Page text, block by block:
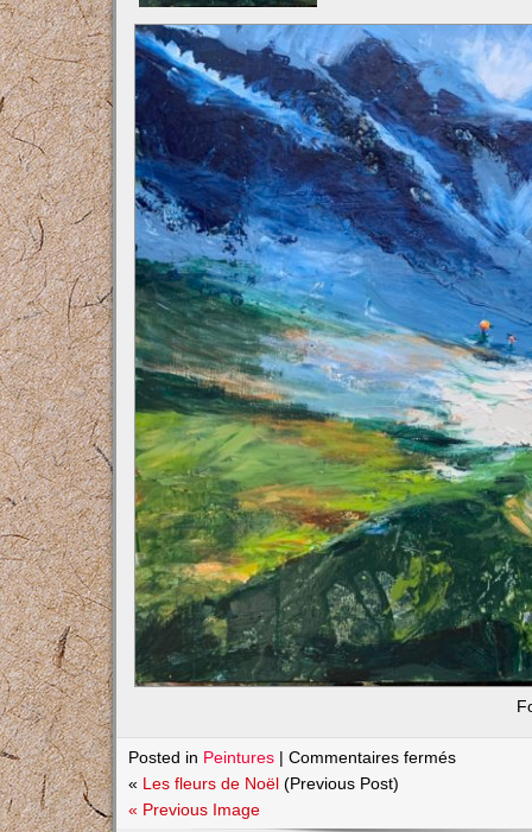
Posted in Peintures |Commentaires ferméssur
« Les fleurs de Noël (Previous Post)
« Previous Image